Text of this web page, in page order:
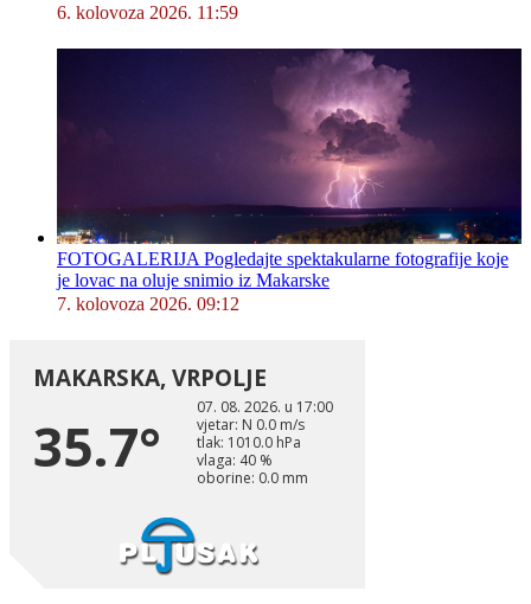
6. kolovoza 2026. 11:59
FOTOGALERIJA Pogledajte spektakularne fotografije koje
je lovac na oluje snimio iz Makarske
7. kolovoza 2026. 09:12